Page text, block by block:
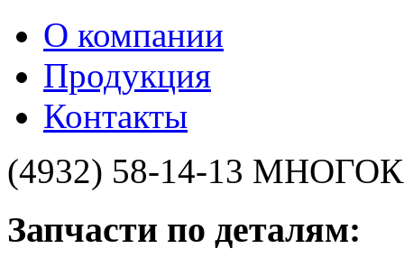
О компании
Продукция
Контакты
(4932) 58-14-13
Запчасти по деталям: